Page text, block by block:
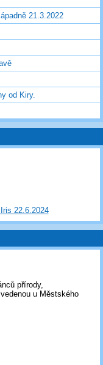
21.3.2022
od Kiry.
22.6.2024
přírody,
u Městského